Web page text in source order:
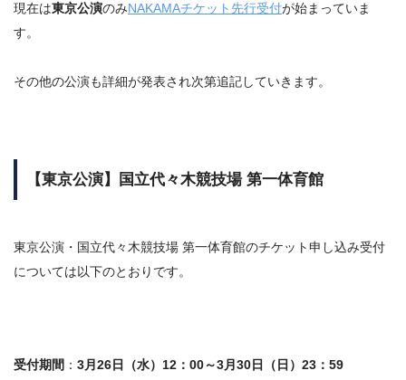
現在は東京公演のみNAKAMAチケット先行受付が始まっていま
す。
その他の公演も詳細が発表され次第追記していきます。
【東京公演】国立代々木競技場 第一体育館
東京公演・国立代々木競技場 第一体育館のチケット申し込み受付
については以下のとおりです。
受付期間 ： 3月26日（水）12：00～3月30日（日）23：59